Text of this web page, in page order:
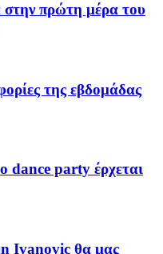
πρώτη μέρα του
της εβδομάδας
dance party έρχεται
Ivanovic θα μας